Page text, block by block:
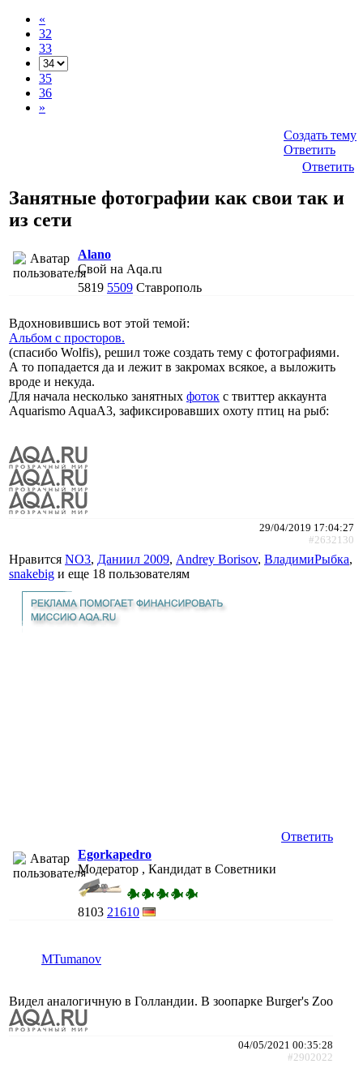
«
32
33
35
36
»
Создать тему
Ответить
Ответить
Занятные фотографии как свои так и
из сети
Alano
Свой на Aqa.ru
5819 5509 Ставрополь
Вдохновившись вот этой темой:
Альбом с просторов.
(спасибо Wolfis), решил тоже создать тему с фотографиями.
А то попадается да и лежит в закромах всякое, а выложить
вроде и некуда.
Для начала несколько занятных фоток с твиттер аккаунта
Aquarismo AquaA3, зафиксировавших охоту птиц на рыб:
29/04/2019 17:04:27
#2632130
Нравится NO3, Даниил 2009, Andrey Borisov, ВладимиРыбка,
snakebig и еще 18 пользователям
Ответить
Egorkapedro
Модератор , Кандидат в Советники
8103 21610
MTumanov
Видел аналогичную в Голландии. В зоопарке Burger's Zoo
04/05/2021 00:35:28
#2902022